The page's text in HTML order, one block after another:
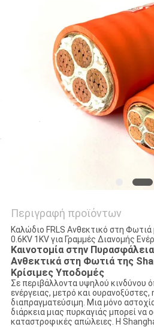
ΑΠΌΣΠΑΣΜΑ
SITEMAP
Περιγραφή προϊόντων
Καλώδιο FRLS Ανθεκτικό στη
0.6KV 1KV για Γραμμές Διανομής
Καινοτομία στην
Ανθεκτικά στη Φωτιά της
Κρίσιμες Υποδομές​​
Σε περιβάλλοντα υψηλού κινδύνου
ενέργειας, μετρό και ουρανοξύστες,
διαπραγματεύσιμη​​. Μια μόνο
διάρκεια μιας πυρκαγιάς μπορεί να
καταστροφικές απώλειες. Η